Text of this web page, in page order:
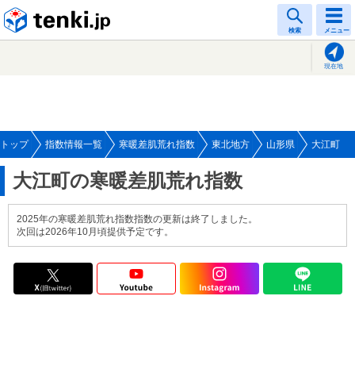
検索 メニュー
現在地
トップ 指数情報一覧 寒暖差肌荒れ指数 東北地方 山形県 大江町
大江町の寒暖差肌荒れ指数
2025年の寒暖差肌荒れ指数指数の更新は終了しました。
次回は2026年10月頃提供予定です。